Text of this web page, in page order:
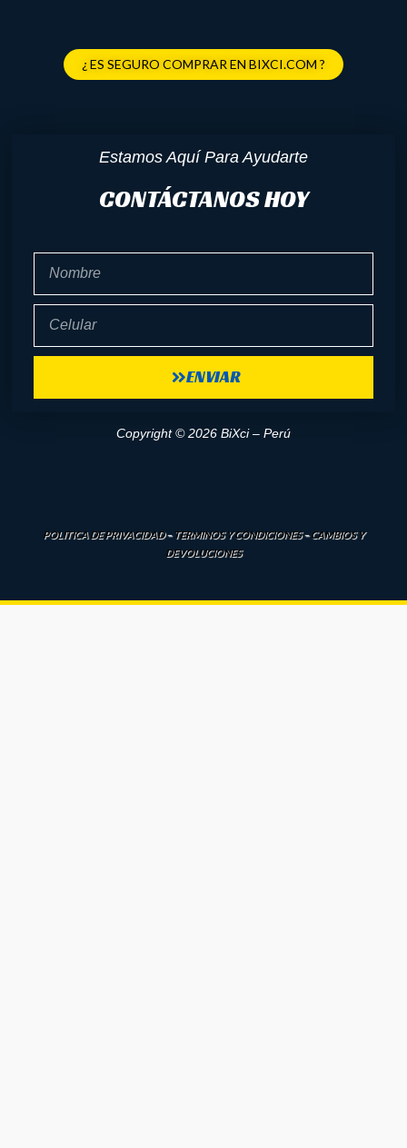
¿ ES SEGURO COMPRAR EN BIXCI.COM ?
Estamos Aquí Para Ayudarte
CONTÁCTANOS HOY
ENVIAR
Copyright © 2026 BiXci – Perú
POLITICA DE PRIVACIDAD–TERMINOS Y CONDICIONES–CAMBIOS Y
DEVOLUCIONES